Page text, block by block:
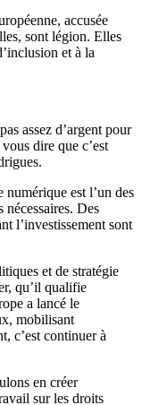
accusée
sont légion. Elles
et à la
assez d’argent pour
dire que c’est
numérique est l’un des
Des
l’investissement sont
et de stratégie
qu’il qualifie
a lancé le
mobilisant
c’est continuer à
en créer
sur les droits